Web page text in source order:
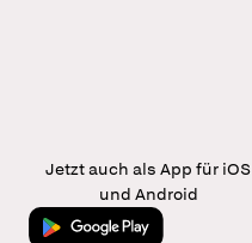
Jetzt auch als App für iOS
und Android
Jetzt bei Google Play